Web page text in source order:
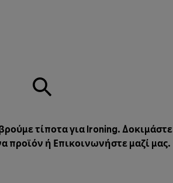
τίποτα για Ironing. Δοκιμάστε
προϊόν ή Επικοινωνήστε μαζί μας.